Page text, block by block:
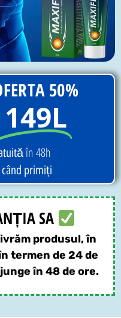
50%
149L
în 48h
primiți
SA
produsul, în
termen de 24 de
în 48 de ore.